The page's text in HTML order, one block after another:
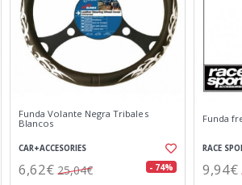
Funda Volante Negra Tribales
Blancos
CAR+ACCESORIES
6,62€ 25,04€ - 74%
Funda
RACE
9,94€